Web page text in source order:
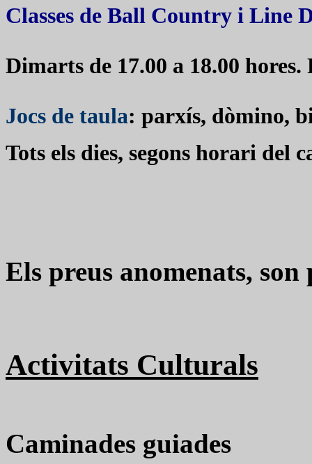
Classes de Ball Country i Line
Dimarts de 17.00 a 18.00
Jocs de taula: parxís, dòmino,
Tots els dies, segons horari del
Els preus anomenats,
Activitats Culturals
Caminades guiades